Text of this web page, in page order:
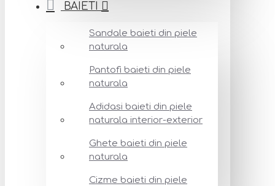
BAIETI
Sandale baieti din piele
naturala
Pantofi baieti din piele
naturala
Adidasi baieti din piele
naturala interior-exterior
Ghete baieti din piele
naturala
Cizme baieti din piele